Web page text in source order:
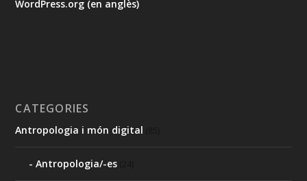
WordPress.org (en anglès)
CATEGORIES
Antropologia i món digital
Antropologia/-es